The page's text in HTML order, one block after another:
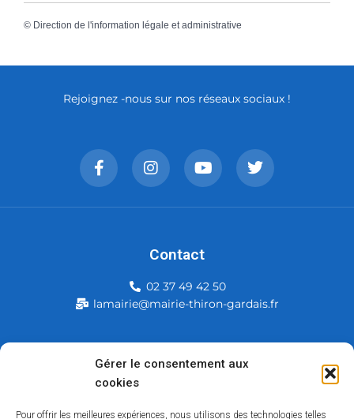
Gérer le consentement aux
cookies
Pour offrir les meilleures expériences, nous utilisons des technologies telles
© Direction de l'information légale et administrative
Mairie de Thiron-Gardais
28480 Thiron-Gardais
Rejoignez -nous sur nos réseaux sociaux !
Contact
02 37 49 42 50
lamairie@mairie-thiron-gardais.fr